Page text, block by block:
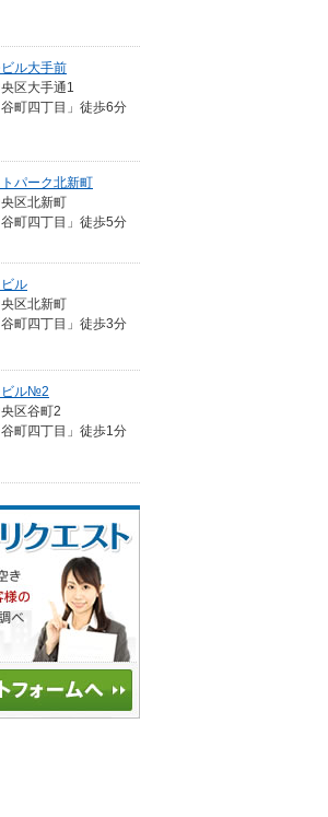
ル大手前
区大手通1
町四丁目」徒歩6分
パーク北新町
区北新町
町四丁目」徒歩5分
ル
区北新町
町四丁目」徒歩3分
ビル№2
区谷町2
町四丁目」徒歩1分